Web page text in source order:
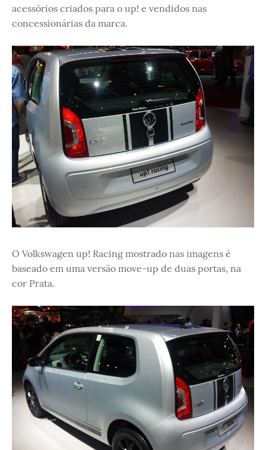
acessórios criados para o up! e vendidos nas
concessionárias da marca.
O Volkswagen up! Racing mostrado nas imagens é
baseado em uma versão move-up de duas portas, na
cor Prata.